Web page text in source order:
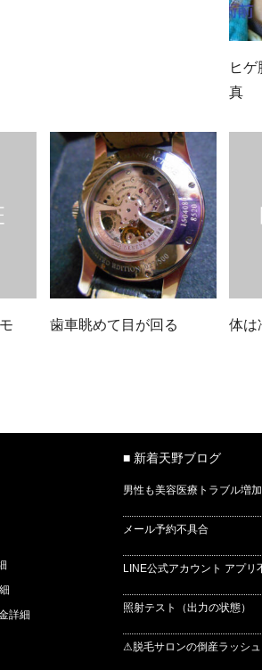
ヒ
真
歯車眺めて目が回る 体は
詳細
■ 新着天野ブログ
男性も美容医療トラブル増
メール予約不具合
LINE公式アカウント アプリ
照射テスト（出力の状態）
⚠脱毛サロンの倒産ラッシュ